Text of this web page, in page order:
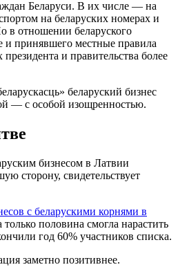
Беларуси. В их числе — на
на беларуских номерах и
в отношении беларуского
и принявшего местные правила
и правительства более
беларуский бизнес
— с особой изощренностью.
бизнесом в Латвии
сторону, свидетельствует
с беларускими корнями в
половина смогла нарастить
год 60% участников списка.
заметно позитивнее.